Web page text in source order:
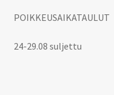
POIKKEUSAIKATAULUT
24-29.08 suljettu